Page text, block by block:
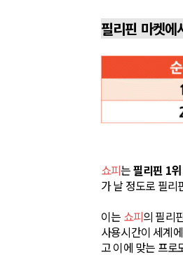
필리핀 마켓에
쇼피는필리핀 1
가 날 정도로 필리
이는 쇼피의 필리
사용시간이 세계
고 이에 맞는 프로